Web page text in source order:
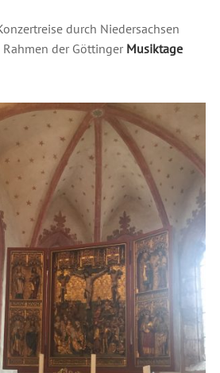
durch Niedersachsen
der Göttinger Musiktage